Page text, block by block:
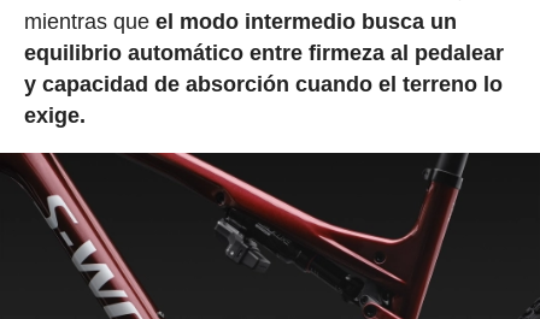
mientras que el modo intermedio busca un
equilibrio automático entre firmeza al pedalear
y capacidad de absorción cuando el terreno lo
exige.